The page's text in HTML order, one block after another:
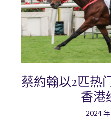
蔡約翰以2匹热
香港
2024 年